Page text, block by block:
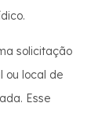
solicitação
ou local de
Esse